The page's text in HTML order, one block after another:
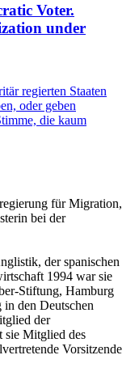
Voter.
under
regierten Staaten
oder geben
die kaum
für Migration,
bei der
der spanischen
1994 war sie
Stiftung, Hamburg
den Deutschen
der
sie Mitglied des
Vorsitzende